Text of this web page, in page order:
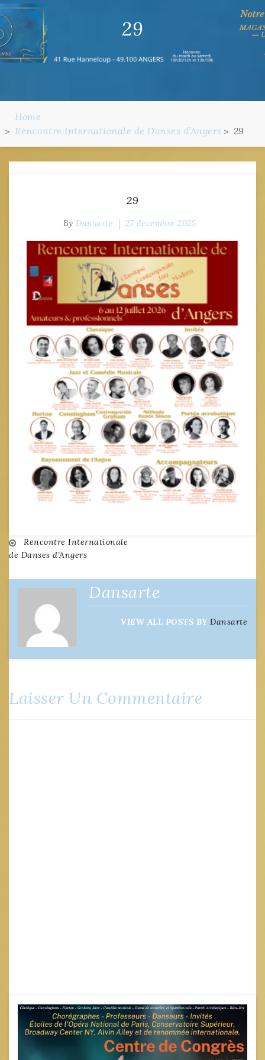
29
Home
Rencontre Internationale de Danses d’Angers
29
29
By Dansarte 27 décembre 2025
Navigation
de
l’article
Rencontre Internationale
de Danses d’Angers
Dansarte
VIEW ALL POSTS BY Dansarte
Laisser Un Commentaire